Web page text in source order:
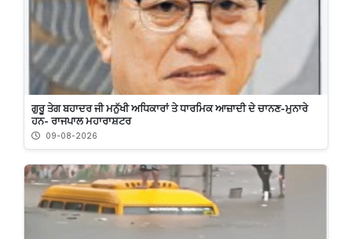
ਗੁਰੂ ਤੇਗ ਬਹਾਦਰ ਜੀ ਮਨੁੱਖੀ ਅਧਿਕਾਰਾਂ ਤੇ ਧਾਰਮਿਕ ਆਜ਼ਾਦੀ ਦੇ ਚਾਨਣ-ਮੁਨਾਰੇ
ਹਨ- ਰਾਜਪਾਲ ਮਹਾਰਾਸ਼ਟਰ
09-08-2026